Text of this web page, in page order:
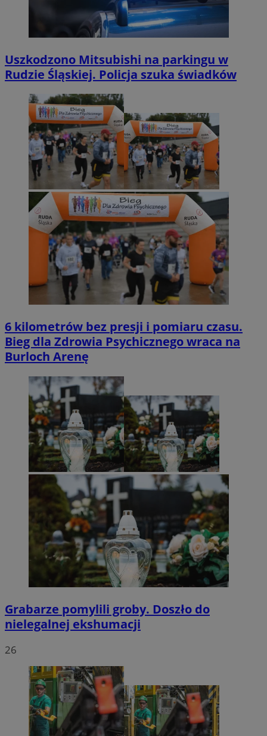
Uszkodzono Mitsubishi na parkingu w
Rudzie Śląskiej. Policja szuka świadków
6 kilometrów bez presji i pomiaru czasu.
Bieg dla Zdrowia Psychicznego wraca na
Burloch Arenę
Grabarze pomylili groby. Doszło do
nielegalnej ekshumacji
26